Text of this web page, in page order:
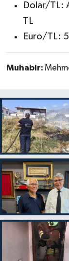
Dolar/TL:
TL
Euro/TL:
Muhabir: